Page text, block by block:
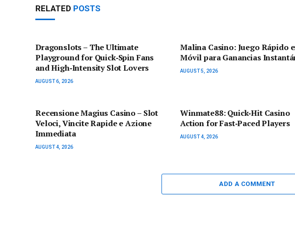
RELATED POSTS
Dragonslots – The Ultimate
Playground for Quick‑Spin Fans
and High‑Intensity Slot Lovers
AUGUST 6, 2026
Malina Casino: Juego Rápido
Móvil para Ganancias
AUGUST 5, 2026
Recensione Magius Casino – Slot
Veloci, Vincite Rapide e Azione
Immediata
AUGUST 4, 2026
Winmate88: Quick‑Hit Casino
Action for Fast‑Paced Players
AUGUST 4, 2026
ADD A COMMENT